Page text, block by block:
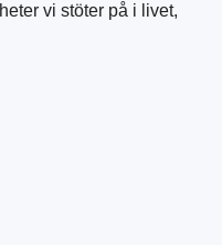
vi stöter på i livet,